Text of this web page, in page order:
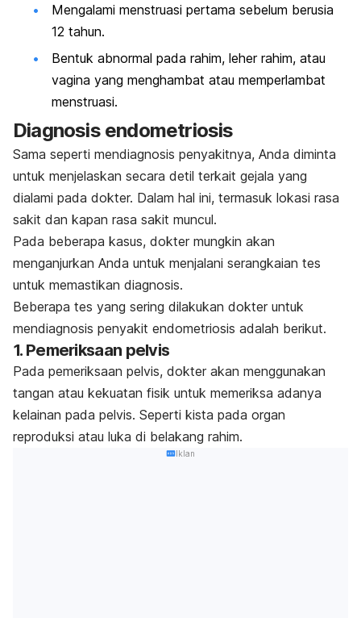
Mengalami menstruasi pertama sebelum berusia
12 tahun.
Bentuk abnormal pada rahim, leher rahim, atau
vagina yang menghambat atau memperlambat
menstruasi.
Diagnosis endometriosis
Sama seperti mendiagnosis penyakitnya, Anda diminta
untuk menjelaskan secara detil terkait gejala yang
dialami pada dokter. Dalam hal ini, termasuk lokasi rasa
sakit dan kapan rasa sakit muncul.
Pada beberapa kasus, dokter mungkin akan
menganjurkan Anda untuk menjalani serangkaian tes
untuk memastikan diagnosis.
Beberapa tes yang sering dilakukan dokter untuk
mendiagnosis penyakit endometriosis adalah berikut.
1. Pemeriksaan pelvis
Pada pemeriksaan pelvis, dokter akan menggunakan
tangan atau kekuatan fisik untuk memeriksa adanya
kelainan pada pelvis. Seperti kista pada organ
reproduksi atau luka di belakang rahim.
Iklan